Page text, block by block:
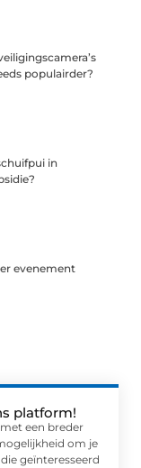
populairder?
in
evenement
platform!
een breder
om je
geïnteresseerd